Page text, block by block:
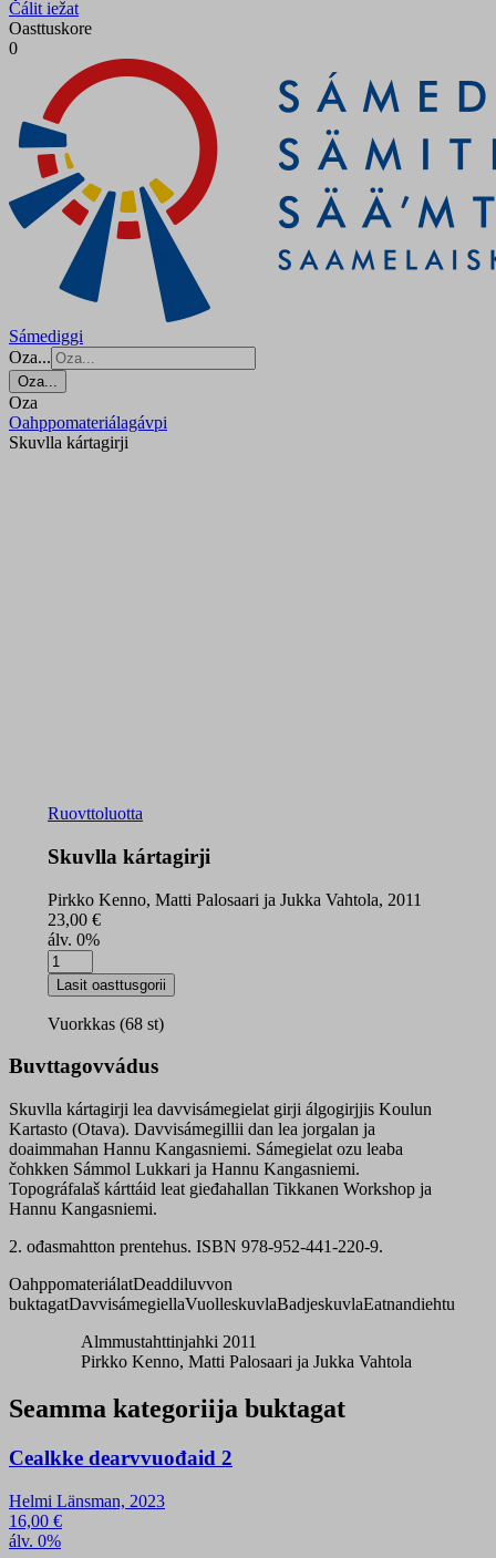
Čálit iežat
Oasttuskore
0
Sámediggi
Oza...
Oza...
Oza
Oahppomateriálagávpi
Skuvlla kártagirji
Ruovttoluotta
Skuvlla kártagirji
Pirkko Kenno, Matti Palosaari ja Jukka Vahtola, 2011
23,00 €
álv. 0%
Skuvlla
kártagirji
quantity
Lasit oasttusgorii
Vuorkkas (68 st)
Buvttagovvádus
Skuvlla kártagirji lea davvisámegielat girji álgogirjjis Koulun
Kartasto (Otava). Davvisámegillii dan lea jorgalan ja
doaimmahan Hannu Kangasniemi. Sámegielat ozu leaba
čohkken Sámmol Lukkari ja Hannu Kangasniemi.
Topográfalaš kárttáid leat gieđahallan Tikkanen Workshop ja
Hannu Kangasniemi.
2. ođasmahtton prentehus. ISBN 978-952-441-220-9.
OahppomateriálatDeaddiluvvon
buktagatDavvisámegiellaVuolleskuvlaBadjeskuvlaEatnandiehtu
Almmustahttinjahki 2011
Pirkko Kenno, Matti Palosaari ja Jukka Vahtola
Seamma kategoriija buktagat
Cealkke dearvvuođaid 2
Helmi Länsman, 2023
16,00 €
álv. 0%